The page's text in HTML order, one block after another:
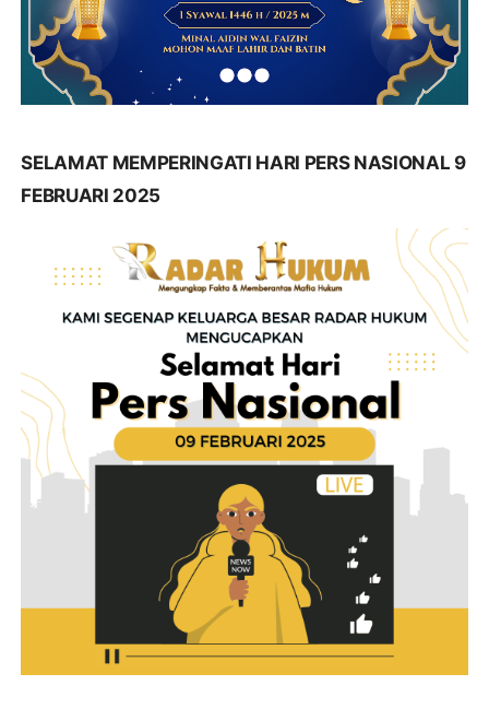
SELAMAT MEMPERINGATI HARI PERS NASIONAL 9
FEBRUARI 2025